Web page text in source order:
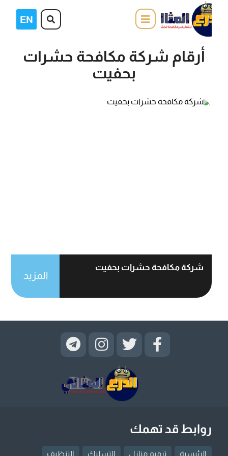
أرقام شركة مكافحة حشرات
بحفيت
شركة مكافحة حشرات بحفيت
المزيد
روابط قد تهمك
الرئيسية ترميم منازل التسليك التنظيف